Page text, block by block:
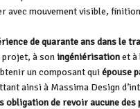
avec mouvement visible,
de quarante ans dans le
projet, à son ingéniérisationet à
un composant quiépouse
ainsi à Massima Design
obligation de revoir aucune